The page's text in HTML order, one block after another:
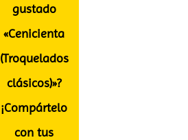
gustado
«Cenicienta
(Troquelados
clásicos)»?
¡Compártelo
con tus